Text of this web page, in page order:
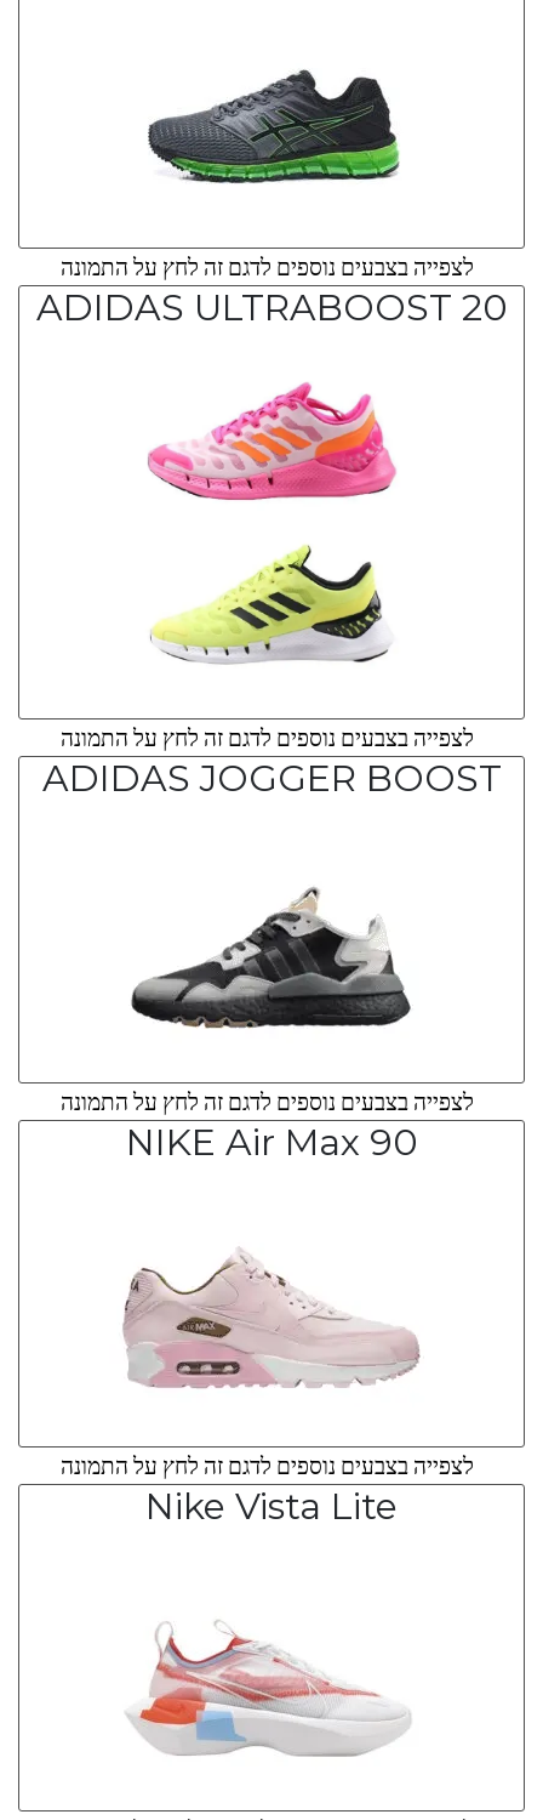
לצפייה בצבעים נוספים לדגם זה לחץ על התמונה
ADIDAS ULTRABOOST 20
לצפייה בצבעים נוספים לדגם זה לחץ על התמונה
ADIDAS JOGGER BOOST
לצפייה בצבעים נוספים לדגם זה לחץ על התמונה
NIKE Air Max 90
לצפייה בצבעים נוספים לדגם זה לחץ על התמונה
Nike Vista Lite